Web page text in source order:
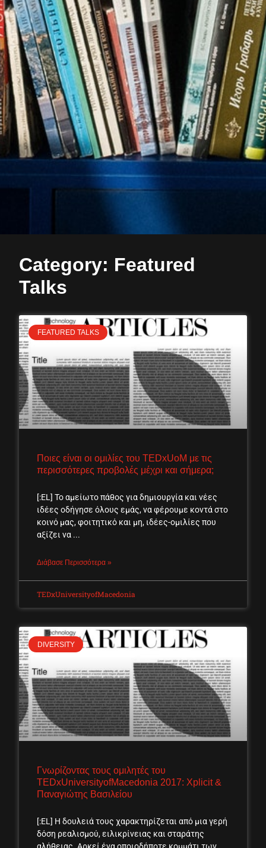
Category: Featured
Talks
FEATURED TALKS
Ποιες είναι οι ομιλίες του TEDxUoM με τις
περισσότερες προβολές μέχρι και σήμερα;
[:EL] Το αμείωτο πάθος για δημιουργία και νέες
ιδέες οδήγησε όλους εμάς, να φέρουμε κοντά στο
κοινό μας, φοιτητικό και μη, ιδέες-ομιλίες που
αξίζει να
Διάβασε Περισσότερα »
TEDxUniversityofMacedonia
DIVERSITY
Γνωρίζοντας τους ομιλητές του
TEDxUniversityofMacedonia 2017: Xplicit &
Παναγιώτης Βασιλείου
[:EL] Η δουλειά τους χαρακτηρίζεται από μια γερή
δόση ρεαλισμού, ειλικρίνειας και σταράτης